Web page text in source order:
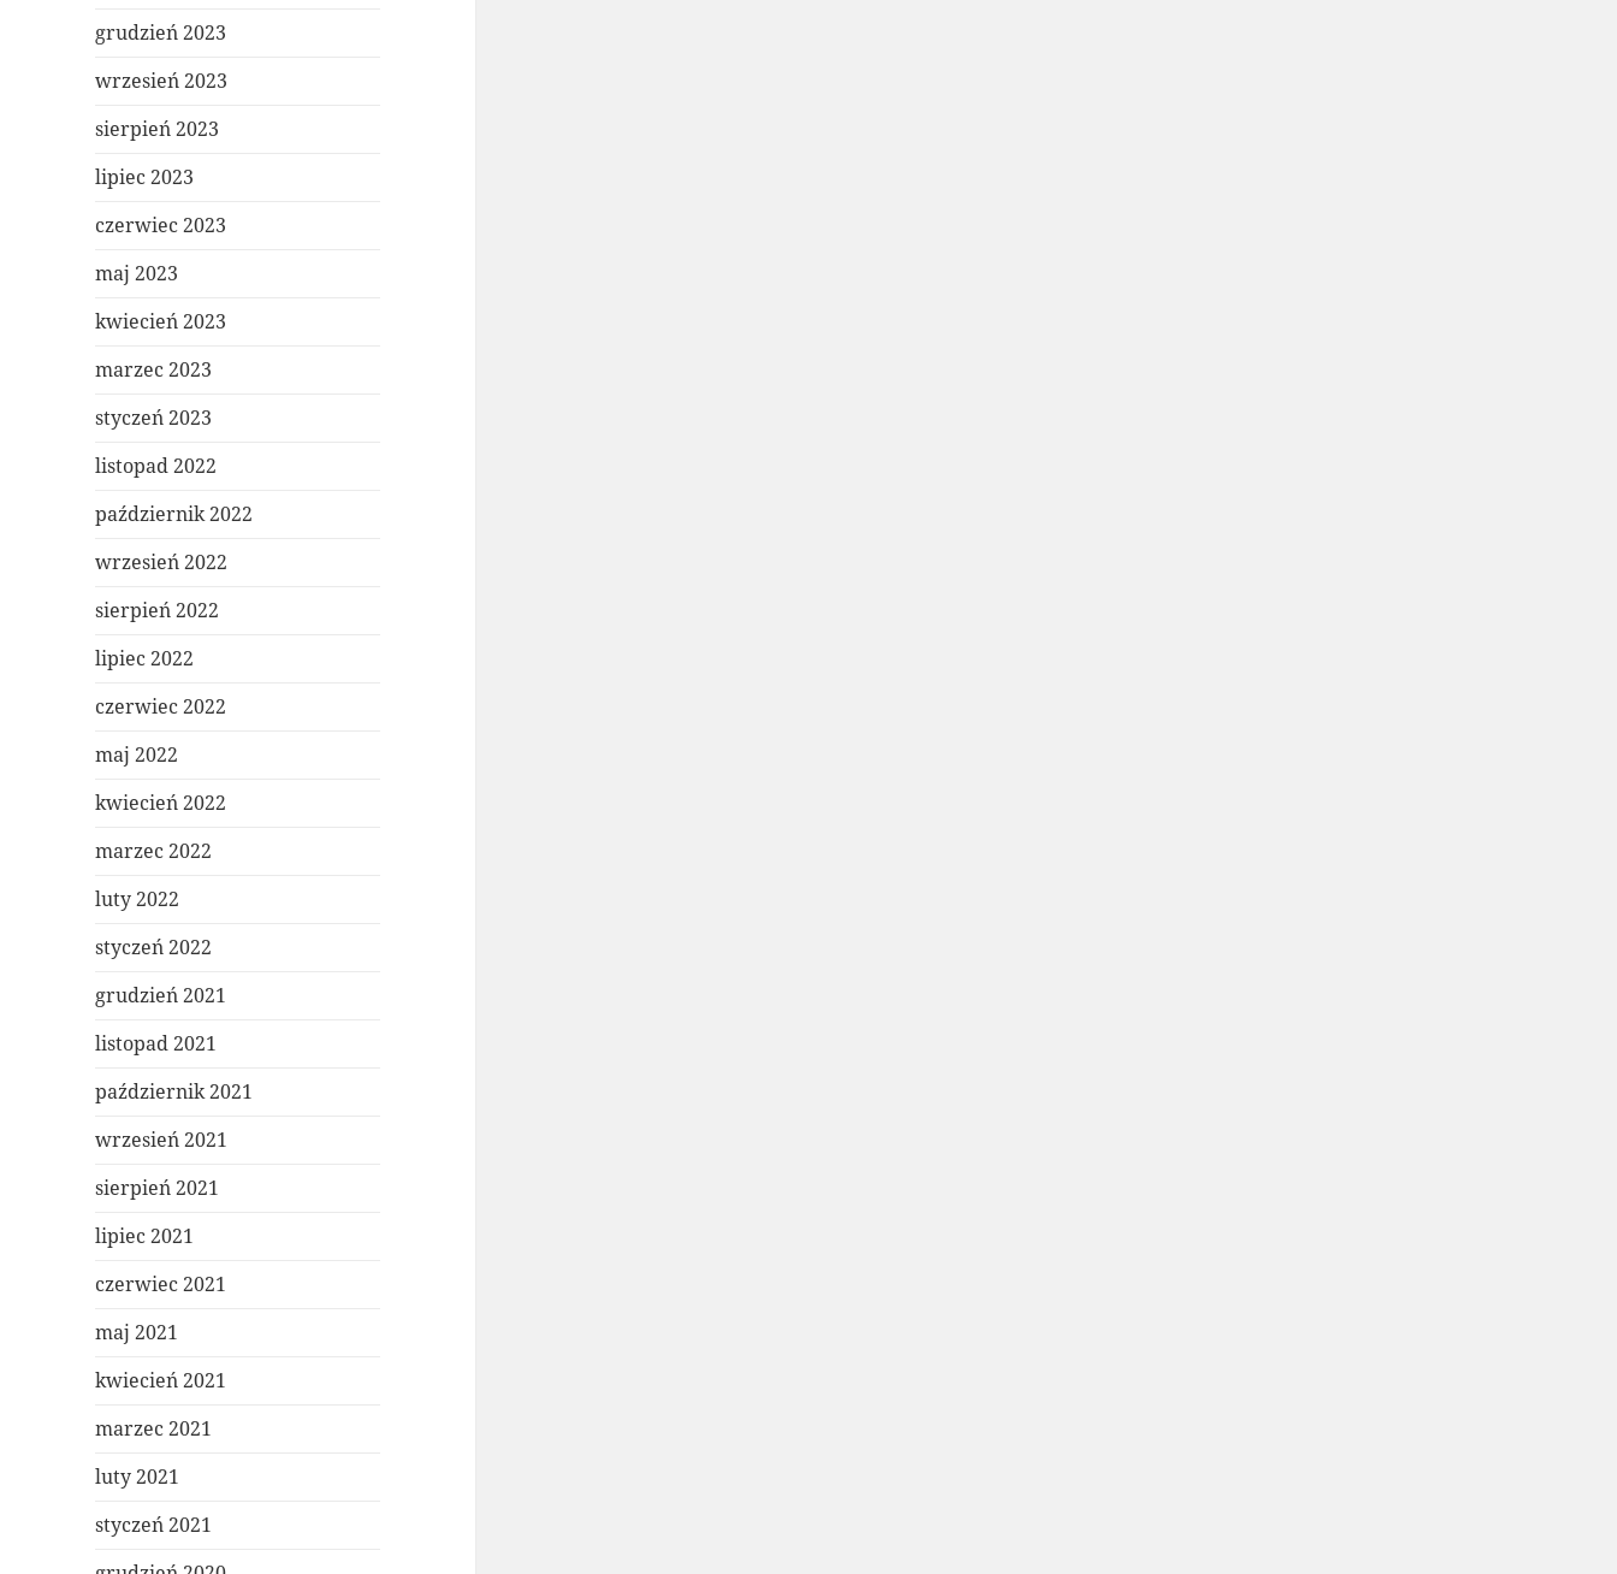
grudzień 2023
wrzesień 2023
sierpień 2023
lipiec 2023
czerwiec 2023
maj 2023
kwiecień 2023
marzec 2023
styczeń 2023
listopad 2022
październik 2022
wrzesień 2022
sierpień 2022
lipiec 2022
czerwiec 2022
maj 2022
kwiecień 2022
marzec 2022
luty 2022
styczeń 2022
grudzień 2021
listopad 2021
październik 2021
wrzesień 2021
sierpień 2021
lipiec 2021
czerwiec 2021
maj 2021
kwiecień 2021
marzec 2021
luty 2021
styczeń 2021